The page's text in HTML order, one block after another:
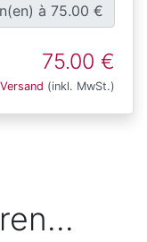
à 75.00 €
75.00 €
(inkl. MwSt.)